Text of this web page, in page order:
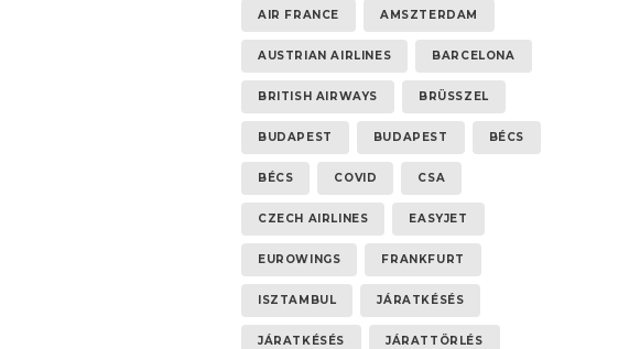
AIR FRANCE AMSZTERDAM
AUSTRIAN AIRLINES BARCELONA
BRITISH AIRWAYS BRÜSSZEL
BUDAPEST BUDAPEST BÉCS
BÉCS COVID CSA
CZECH AIRLINES EASYJET
EUROWINGS FRANKFURT
ISZTAMBUL JÁRATKÉSÉS
JÁRATKÉSÉS JÁRATTÖRLÉS